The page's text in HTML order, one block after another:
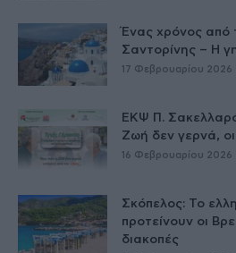
Ένας χρόνος από
Σαντορίνης – Η
17 Φεβρουαρίου 2026
ΕΚΨ Π.
Ζωή δεν γερνά,
16 Φεβρουαρίου 2026
Σκόπελος: Το
προτείνουν οι
διακοπές